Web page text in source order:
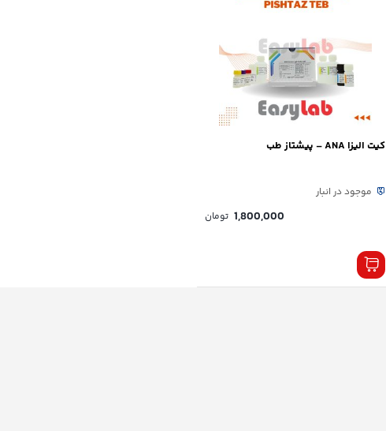
کیت الیزا ANA – پیشتاز طب
موجود در انبار
1,800,000 تومان